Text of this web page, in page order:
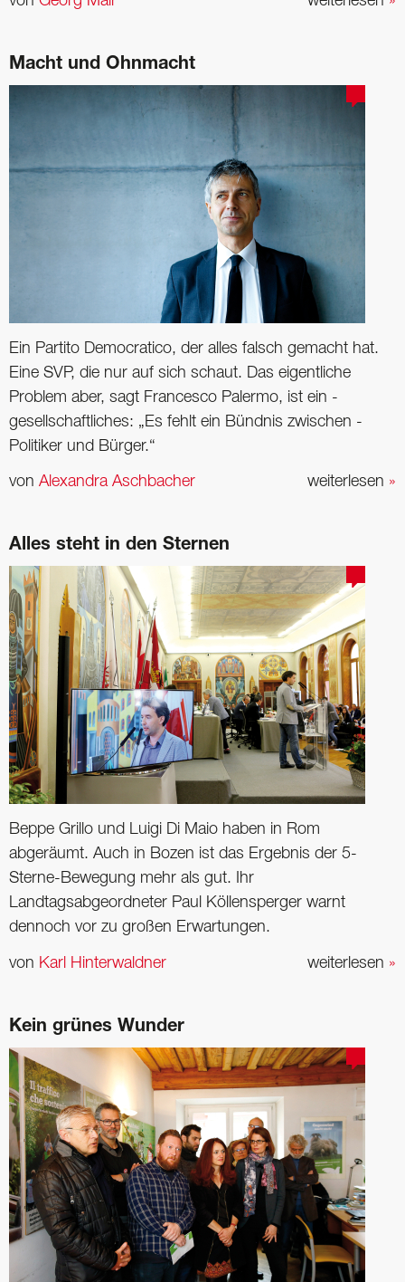
Macht und Ohnmacht
Ein Partito Democratico, der alles falsch gemacht hat.
Eine SVP, die nur auf sich schaut. Das eigentliche
Problem aber, sagt Francesco ­Palermo, ist ein ­
gesellschaftliches: „Es fehlt ein Bündnis zwischen ­
Politiker und Bürger.“
weiterlesen »
von Alexandra Aschbacher
Alles steht in den Sternen
Beppe Grillo und Luigi Di Maio haben in Rom
abgeräumt. Auch in Bozen ist das Ergebnis der 5-
Sterne-Bewegung mehr als gut. Ihr
Landtagsabgeordneter Paul Köllensperger warnt
dennoch vor zu großen Erwartungen.
weiterlesen »
von Karl Hinterwaldner
Kein grünes Wunder